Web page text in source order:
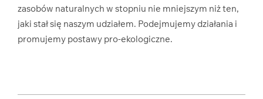
zasobów naturalnych w stopniu nie mniejszym niż ten,
jaki stał się naszym udziałem. Podejmujemy działania i
promujemy postawy pro-ekologiczne.